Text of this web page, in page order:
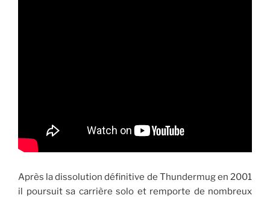
Après la dissolution définitive de Thundermug en 2001
il poursuit sa carrière solo et remporte de nombreux